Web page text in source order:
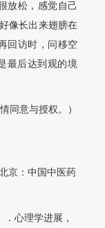
放松，感觉自己
像长出来翅膀在
回访时，问移空
最后达到观的境
同意与授权。）
京：中国中医药
心理学进展，